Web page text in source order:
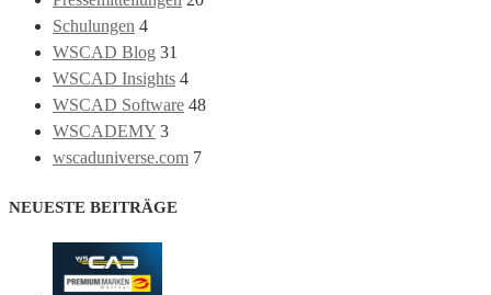
Schulungen 4
WSCAD Blog 31
WSCAD Insights 4
WSCAD Software 48
WSCADEMY 3
wscaduniverse.com 7
NEUESTE BEITRÄGE